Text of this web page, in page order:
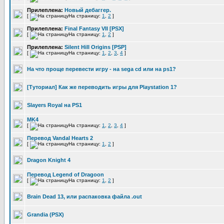
Прилеплена: Новый дебаггер.
[ На страницу: 1 2 ]
Прилеплена: Final Fantasy VII [PSX]
[ На страницу: 1 2 ]
Прилеплена: Silent Hill Origins [PSP]
[ На страницу: 1 2 3 4 ]
На что проще перевести игру - на sega cd или на ps1?
[Туториал] Как же переводить игры для Playstation 1?
Slayers Royal на PS1
MK4
[ На страницу: 1 2 3 4 ]
Перевод Vandal Hearts 2
[ На страницу: 1 2 ]
Dragon Knight 4
Перевод Legend of Dragoon
[ На страницу: 1 2 ]
Brain Dead 13, или распаковка файла .out
Grandia (PSX)